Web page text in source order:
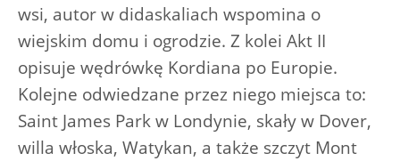
wsi, autor w didaskaliach wspomina o
wiejskim domu i ogrodzie. Z kolei Akt II
opisuje wędrówkę Kordiana po Europie.
Kolejne odwiedzane przez niego miejsca to:
Saint James Park w Londynie, skały w Dover,
willa włoska, Watykan, a także szczyt Mont